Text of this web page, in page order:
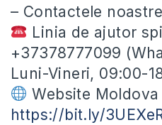
– Contactele
Linia de ajutor
+37378777099
Luni-Vineri, 09:00-
Website
https://bit.ly/